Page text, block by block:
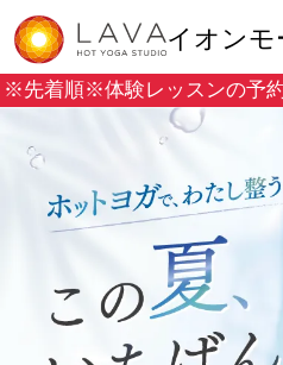
イオンモ
※先着順※体験レッスンの予